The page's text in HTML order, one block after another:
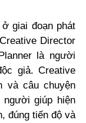
giai đoạn phát
Director
là người
giả. Creative
và câu chuyện
người giúp hiện
đúng tiến độ và